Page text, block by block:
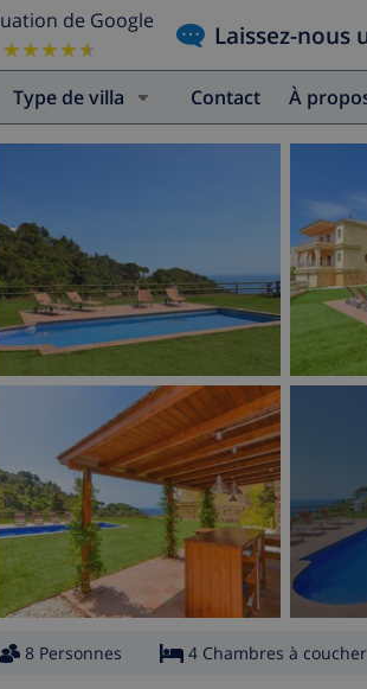
de Google
★★★★★
★★★★★ Laissez-nous
Type de villa Contact À
8 Personnes 4 Chambres à coucher